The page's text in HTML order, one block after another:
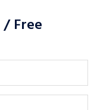
Free